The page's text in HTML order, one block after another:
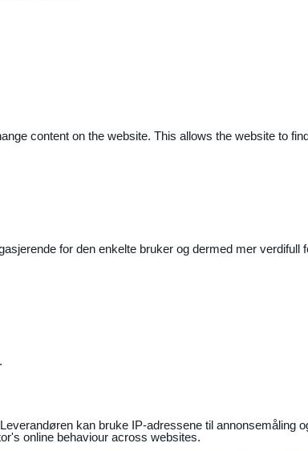
content on the website. This allows the website to
for den enkelte bruker og dermed mer verdifull
kan bruke IP-adressene til annonsemåling
online behaviour across websites.